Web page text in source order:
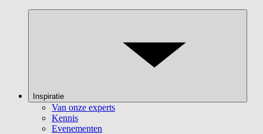
Inspiratie
Van onze experts
Kennis
Evenementen